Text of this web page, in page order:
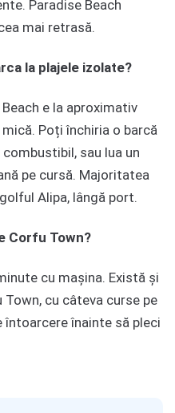
Paradise Beach
mai retrasă.
la plajele izolate?
e la aproximativ
Poți închiria o barcă
sau lua un
pe cursă. Majoritatea
Alipa, lângă port.
Corfu Town?
cu mașina. Există și
cu câteva curse pe
întoarcere înainte să pleci